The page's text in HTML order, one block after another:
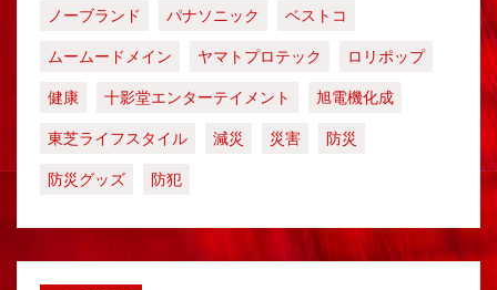
ノーブランド
パナソニック
ベストコ
ムームードメイン
ヤマトプロテック
ロリポップ
健康
十影堂エンターテイメント
旭電機化成
東芝ライフスタイル
減災 災害
防災
防災グッズ
防犯